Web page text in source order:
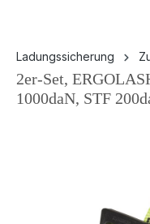
Ladungssicherung
2er-Set,
1000daN, STF